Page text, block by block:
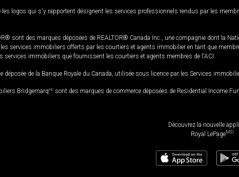
logos qui s'y rapportent désignent les services professionnels rendus par les
sont des marques déposées de REALTOR® Canada Inc., une compagnie dont la
services immobiliers offerts par les courtiers et agents immobilier en tant que
services immobiliers que fournissent les courtiers et agents membres de l'ACI.
déposée de la Banque Royale du Canada, utilisée sous licence par les Services
BridgemarqMD sont des marques de commerce déposées de Residential Income
Découvrez la nouvelle
Royal LePageMD